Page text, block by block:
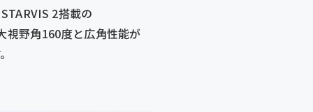
2搭載の
視野角160度と広角性能が